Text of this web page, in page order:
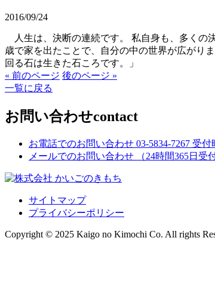
2016/09/24
人生は、決断の連続です。 私自身も、多く
歳で家を出たことで、自分の中の世界が広がり
回る石は生きた石ころです。」
« 前のページ 後のページ »
一覧に戻る
お問い合わせcontact
お電話でのお問い合わせ 03-5834-7267 受付
メールでのお問い合わせ
（24時間365日受
サイトマップ
プライバシーポリシー
Copyright © 2025 Kaigo no Kimochi Co. All rights